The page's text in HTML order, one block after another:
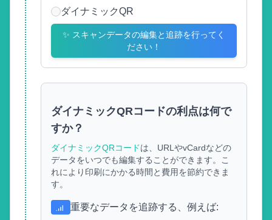
ダイナミックQR
✨ スキャンデータの編集と追跡を行ってく
ださい！
ダイナミックQRコードの利点は何で
すか？
ダイナミックQRコードは、URLやvCardなどの
データをいつでも編集することができます。こ
れにより印刷にかかる時間と費用を節約できま
す。
重要なデータを追跡する、例えば: